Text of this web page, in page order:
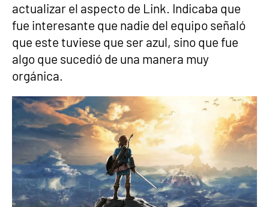
actualizar el aspecto de Link. Indicaba que
fue interesante que nadie del equipo señaló
que este tuviese que ser azul, sino que fue
algo que sucedió de una manera muy
orgánica.